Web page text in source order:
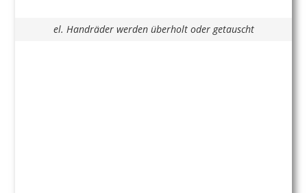
el. Handräder werden überholt oder getauscht